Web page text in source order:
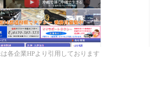
各企業HPより引用しております